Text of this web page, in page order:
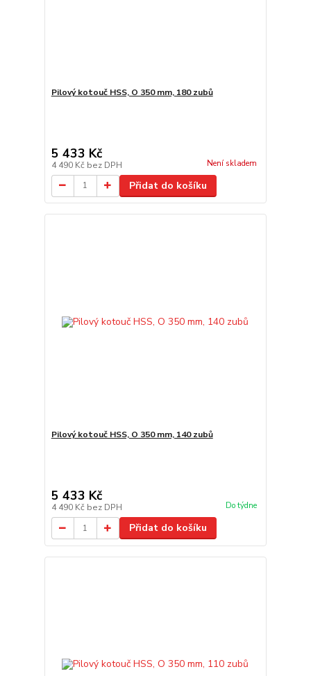
Pilový kotouč HSS, O 350 mm, 180 zubů
5 433 Kč
4 490 Kč bez DPH Není skladem
Přidat do košíku
Pilový kotouč HSS, O 350 mm, 140 zubů
5 433 Kč
4 490 Kč bez DPH Do týdne
Přidat do košíku